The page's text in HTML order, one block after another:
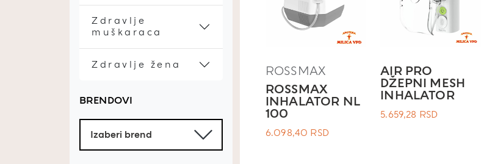
Zdravlje
muškaraca
Zdravlje žena
BRENDOVI
ROSSMAX
ROSSMAX
INHALATOR NL
100
6.098,40 RSD
AIR PRO
DŽEPNI MESH
INHALATOR
5.659,28 RSD